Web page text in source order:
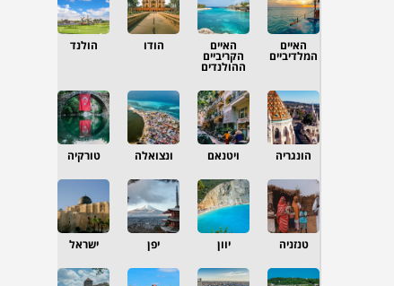
האיים
המלדיביים
האיים
הקריביים
ההולנדים
הודו הולנד
הונגריה ויטנאם ונצואלה טורקיה
טנזניה יוון יפן ישראל